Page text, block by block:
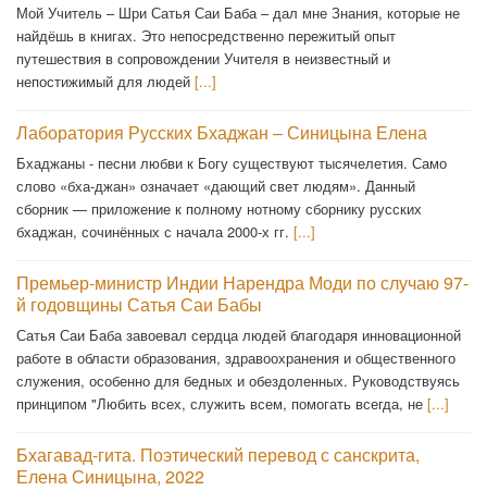
Мой Учитель – Шри Сатья Саи Баба – дал мне Знания, которые не
найдёшь в книгах. Это непосредственно пережитый опыт
путешествия в сопровождении Учителя в неизвестный и
непостижимый для людей [...]
Лаборатория Русских Бхаджан – Синицына Елена
Бхаджаны - песни любви к Богу существуют тысячелетия. Само
слово «бха-джан» означает «дающий свет людям». Данный
сборник — приложение к полному нотному сборнику русских
бхаджан, сочинённых с начала 2000-х гг. [...]
Премьер-министр Индии Нарендра Моди по случаю 97-
й годовщины Сатья Саи Бабы
Сатья Саи Баба завоевал сердца людей благодаря инновационной
работе в области образования, здравоохранения и общественного
служения, особенно для бедных и обездоленных. Руководствуясь
принципом "Любить всех, служить всем, помогать всегда, не [...]
Бхагавад-гита. Поэтический перевод с санскрита,
Елена Синицына, 2022